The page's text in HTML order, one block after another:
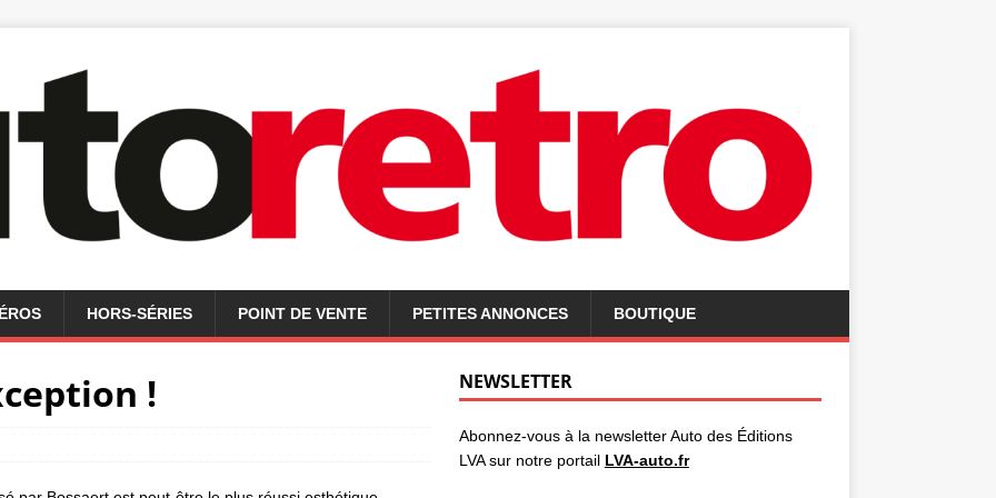
HORS-SÉRIES POINT DE VENTE PETITES ANNONCES BOUTIQUE
! NEWSLETTER
Abonnez-vous à la newsletter Auto des Éditions
LVA sur notre portail LVA-auto.fr